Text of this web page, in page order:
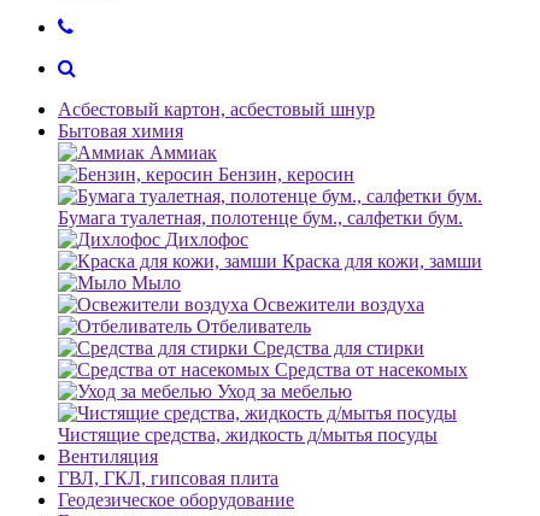
Асбестовый картон, асбестовый шнур
Бытовая химия
Аммиак
Бензин, керосин
Бумага туалетная, полотенце бум., салфетки бум.
Дихлофос
Краска для кожи, замши
Мыло
Освежители воздуха
Отбеливатель
Средства для стирки
Средства от насекомых
Уход за мебелью
Чистящие средства, жидкость д/мытья посуды
Вентиляция
ГВЛ, ГКЛ, гипсовая плита
Геодезическое оборудование